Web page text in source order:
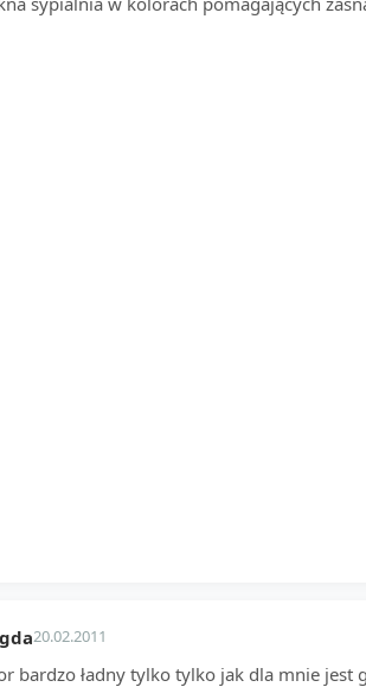
20.02.2011
bardzo ładny tylko tylko jak dla mnie jest